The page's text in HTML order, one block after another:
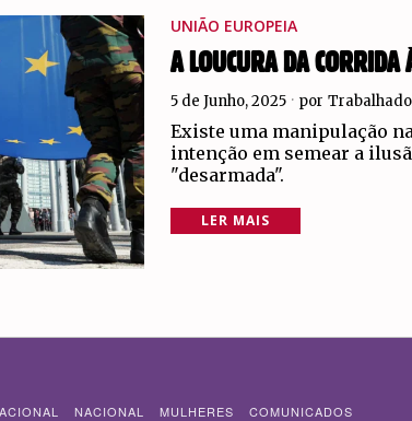
UNIÃO EUROPEIA
A LOUCURA DA CORRIDA
5 de Junho, 2025 por
Existe uma manipulação
intenção em semear a
"desarmada".
LER MAIS
NACIONAL MULHERES
COMUNICADOS